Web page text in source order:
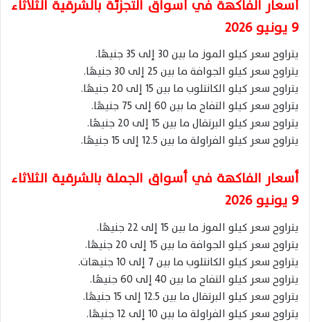
أسعار الفاكهة في أسواق التجزئة بالشرقية الثلاثاء
9 يونيو 2026
يتراوح سعر كيلو الموز ما بين 30 إلى 35 جنيهًا.
يتراوح سعر كيلو الجوافة ما بين 25 إلى 30 جنيهًا.
يتراوح سعر كيلو الكانتلوب ما بين 15 إلى 20 جنيهًا.
يتراوح سعر كيلو التفاح ما بين 60 إلى 75 جنيهًا.
يتراوح سعر كيلو البرتقال ما بين 15 إلى 20 جنيهًا.
يتراوح سعر كيلو الفراولة ما بين 12.5 إلى 15 جنيهًا.
أسعار الفاكهة في أسواق الجملة بالشرقية الثلاثاء
9 يونيو 2026
يتراوح سعر كيلو الموز ما بين 15 إلى 22 جنيهًا.
يتراوح سعر كيلو الجوافة ما بين 15 إلى 20 جنيهًا.
يتراوح سعر كيلو الكانتلوب ما بين 7 إلى 10 جنيهات.
يتراوح سعر كيلو التفاح ما بين 40 إلى 60 جنيهًا.
يتراوح سعر كيلو البرتقال ما بين 12.5 إلى 15 جنيهًا.
يتراوح سعر كيلو الفراولة ما بين 10 إلى 12 جنيهًا.